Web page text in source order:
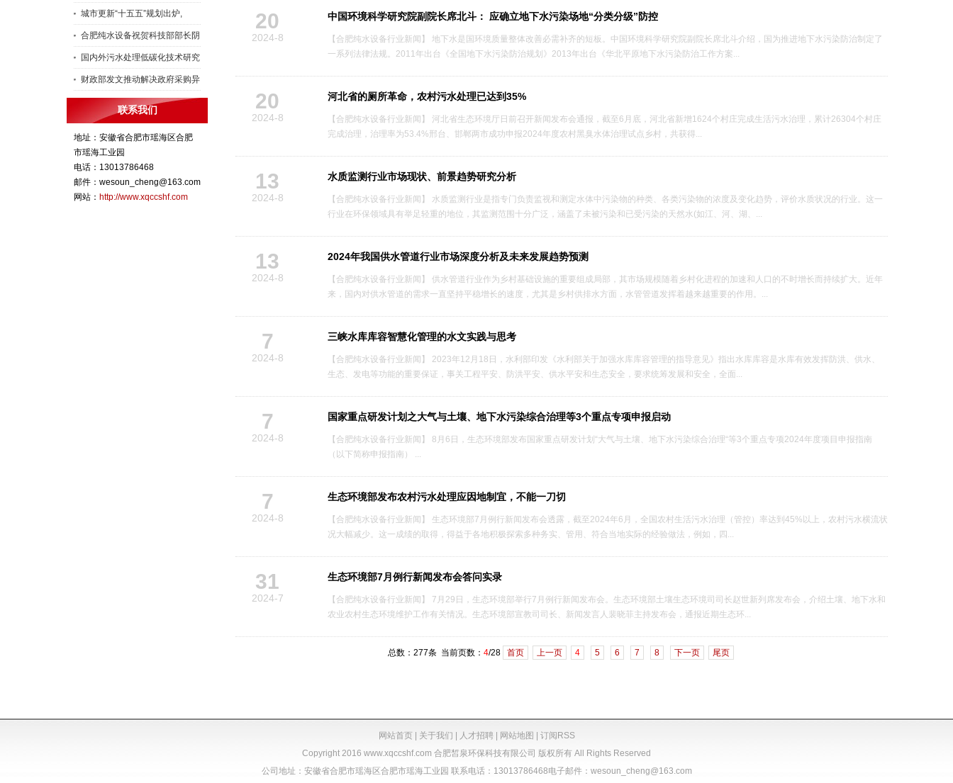
城市更新“十五五”规划出炉,
合肥纯水设备祝贺科技部部长阴
国内外污水处理低碳化技术研究
财政部发文推动解决政府采购异
联系我们
地址：安徽省合肥市瑶海区合肥
市瑶海工业园
电话：13013786468
邮件：wesoun_cheng@163.com
网站： http://www.xqccshf.com
20
2024-8
中国环境科学研究院副院长席北斗： 应确立地下水污染场地“分类分级”防控
【合肥纯水设备行业新闻】 地下水是国环境质量整体改善必需补齐的短板。中国环境科学研究院副院长席北斗介绍，国为推进地下水污染防治制定了
一系列法律法规。2011年出台《全国地下水污染防治规划》2013年出台《华北平原地下水污染防治工作方案...
20
2024-8
河北省的厕所革命，农村污水处理已达到35%
【合肥纯水设备行业新闻】 河北省生态环境厅日前召开新闻发布会通报，截至6月底，河北省新增1624个村庄完成生活污水治理，累计26304个村庄
完成治理，治理率为53.4%邢台、邯郸两市成功申报2024年度农村黑臭水体治理试点乡村，共获得...
13
2024-8
水质监测行业市场现状、前景趋势研究分析
【合肥纯水设备行业新闻】 水质监测行业是指专门负责监视和测定水体中污染物的种类、各类污染物的浓度及变化趋势，评价水质状况的行业。这一
行业在环保领域具有举足轻重的地位，其监测范围十分广泛，涵盖了未被污染和已受污染的天然水(如江、河、湖、...
13
2024-8
2024年我国供水管道行业市场深度分析及未来发展趋势预测
【合肥纯水设备行业新闻】 供水管道行业作为乡村基础设施的重要组成局部，其市场规模随着乡村化进程的加速和人口的不时增长而持续扩大。近年
来，国内对供水管道的需求一直坚持平稳增长的速度，尤其是乡村供排水方面，水管管道发挥着越来越重要的作用。...
7
2024-8
三峡水库库容智慧化管理的水文实践与思考
【合肥纯水设备行业新闻】 2023年12月18日，水利部印发《水利部关于加强水库库容管理的指导意见》指出水库库容是水库有效发挥防洪、供水、
生态、发电等功能的重要保证，事关工程平安、防洪平安、供水平安和生态安全，要求统筹发展和安全，全面...
7
2024-8
国家重点研发计划之大气与土壤、地下水污染综合治理等3个重点专项申报启动
【合肥纯水设备行业新闻】 8月6日，生态环境部发布国家重点研发计划“大气与土壤、地下水污染综合治理“等3个重点专项2024年度项目申报指南
（以下简称申报指南） ...
7
2024-8
生态环境部发布农村污水处理应因地制宜，不能一刀切
【合肥纯水设备行业新闻】 生态环境部7月例行新闻发布会透露，截至2024年6月，全国农村生活污水治理（管控）率达到45%以上，农村污水横流状
况大幅减少。这一成绩的取得，得益于各地积极探索多种务实、管用、符合当地实际的经验做法，例如，四...
31
2024-7
生态环境部7月例行新闻发布会答问实录
【合肥纯水设备行业新闻】 7月29日，生态环境部举行7月例行新闻发布会。生态环境部土壤生态环境司司长赵世新列席发布会，介绍土壤、地下水和
农业农村生态环境维护工作有关情况。生态环境部宣教司司长、新闻发言人裴晓菲主持发布会，通报近期生态环...
总数：277条 当前页数： 4/28 首页 上一页 4 5 6 7 8 下一页 尾页
网站首页| 关于我们 人才招聘| 网站地图
订阅RSS
Copyright 2016 www.xqccshf.com 合肥皙泉环保科技有限公司 版权所有 All Rights Reserved
公司地址：安徽省合肥市瑶海区合肥市瑶海工业园 联系电话：13013786468电子邮件：wesoun_cheng@163.com